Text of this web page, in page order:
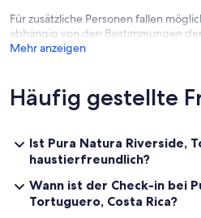
Für zusätzliche Personen fallen
abhängig von den Bestimmungen
Mehr anzeigen
Häufig gestellte
Ist Pura Natura Riverside,
haustierfreundlich?
Wann ist der Check-in bei
Tortuguero, Costa Rica?